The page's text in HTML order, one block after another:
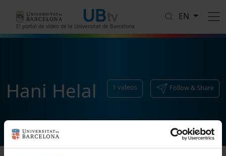
El portal de vídeo de la Universitat de Barcelona
EN
Hani Helal 1 videos Follow & Share